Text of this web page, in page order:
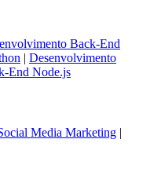
Back-End
| Desenvolvimento
End Node.js
Media Marketing |